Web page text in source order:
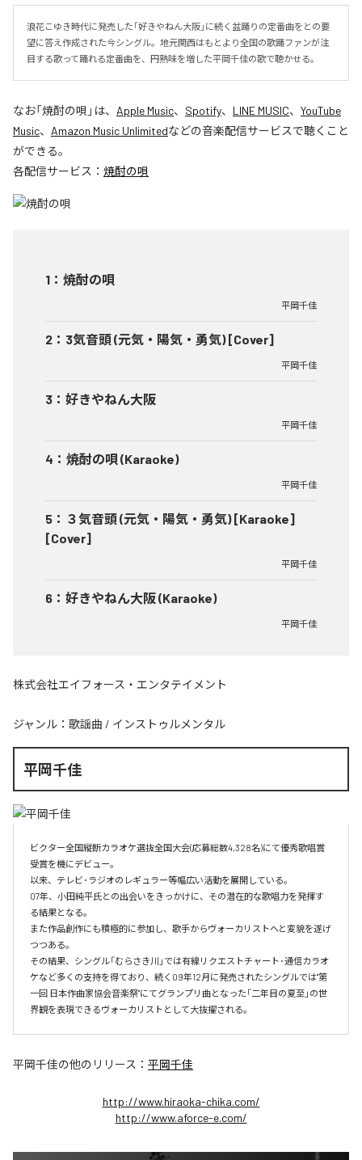
浪花こゆき時代に発売した「好きやねん大阪」に続く盆踊りの定番曲をとの要
望に答え作成された今シングル。地元関西はもとより全国の歌踊ファンが注
目する歌って踊れる定番曲を、円熟味を増した平岡千佳の歌で聴かせる。
なお「焼酎の唄 」は、 Apple Music、 Spotify、 LINE MUSIC、 YouTube
Music、 Amazon Music Unlimitedなどの音楽配信サービスで聴くこと
ができる。
各配信サービス： 焼酎の唄
1 ： 焼酎の唄
平岡千佳
2 ： 3気音頭 (元気・陽気・勇気) [Cover]
平岡千佳
3 ： 好きやねん大阪
平岡千佳
4 ： 焼酎の唄 (Karaoke)
平岡千佳
5 ： ３気音頭 (元気・陽気・勇気) [Karaoke]
[Cover]
平岡千佳
6 ： 好きやねん大阪 (Karaoke)
平岡千佳
株式会社エイフォース・エンタテイメント
ジャンル： 歌謡曲 / インストゥルメンタル
平岡千佳
ビクター全国縦断カラオケ選抜全国大会(応募総数4,328名)にて優秀歌唱賞
受賞を機にデビュー。
以来、テレビ･ラジオのレギュラー等幅広い活動を展開している。
07年、小田純平氏との出会いをきっかけに、その潜在的な歌唱力を発揮す
る結果となる。
また作品創作にも積極的に参加し、歌手からヴォーカリストへと変貌を遂げ
つつある。
その結果、シングル「むらさき川」では有線リクエストチャート･通信カラオ
ケなど多くの支持を得ており、続く09年12月に発売されたシングルでは"第
一回 日本作曲家協会音楽祭"にてグランプリ曲となった「二年目の夏至」の世
界観を表現できるヴォーカリストとして大抜擢される。
平岡千佳の他のリリース： 平岡千佳
http://www.hiraoka-chika.com/
http://www.aforce-e.com/